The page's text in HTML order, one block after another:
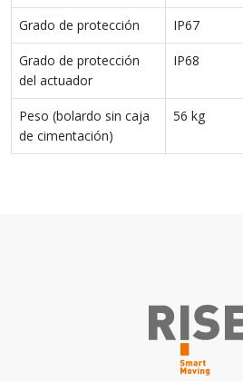
Grado de protección IP67
Grado de protección
del actuador
IP68
Peso (bolardo sin caja
de cimentación)
56 kg